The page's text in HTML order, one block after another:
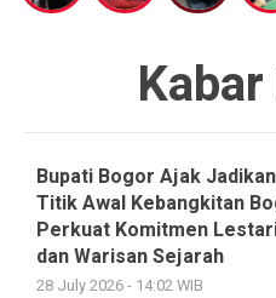
Bupati Bogor Ajak
Titik Awal Kebangkitan
Perkuat Komitmen
dan Warisan Sejarah
28 July 2026 - 14:02 WIB